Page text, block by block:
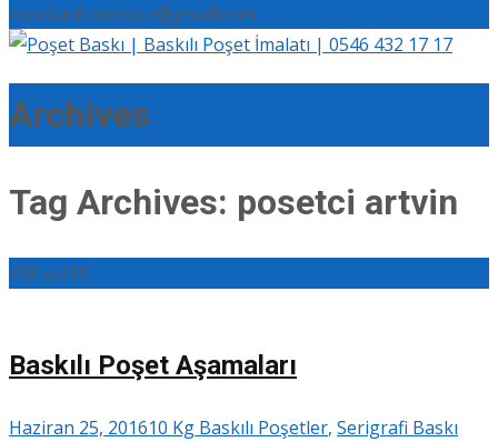
eserbaskimerkezi@gmail.com
Archives
Tag Archives: posetci artvin
25Haz/16
Baskılı Poşet Aşamaları
Haziran 25, 201610 Kg Baskılı Poşetler, Serigrafi Baskı